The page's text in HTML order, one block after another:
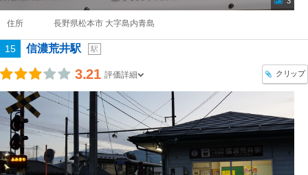
住所 長野県松本市 大字島内青島
15 信濃荒井駅 駅
3.21 評価詳細 クリップ